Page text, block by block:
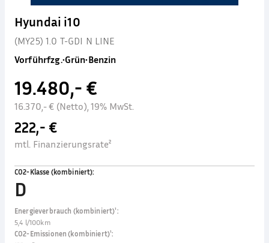
Hyundai i10
(MY25) 1.0 T-GDI N LINE
Vorführfzg.•Grün•Benzin
19.480,- €
16.370,- € (Netto), 19% MwSt.
222,- €
mtl. Finanzierungsrate²
CO2-Klasse (kombiniert):
D
Energieverbrauch (kombiniert)¹:
5,4 l/100km
CO2-Emissionen (kombiniert)¹: